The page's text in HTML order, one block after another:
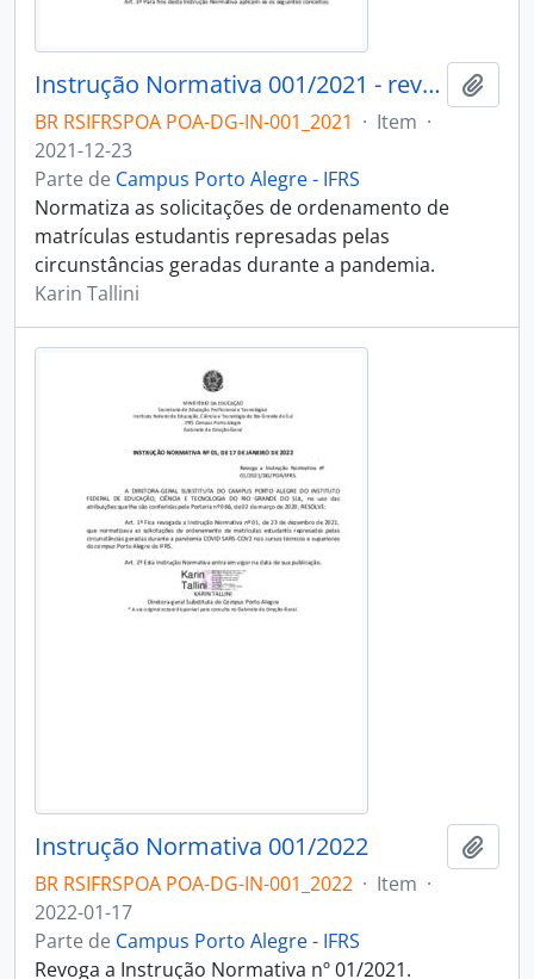
Instrução Normativa 001/2021 - revogado
BR RSIFRSPOA POA-DG-IN-001_2021 · Item ·
2021-12-23
Parte de Campus Porto Alegre - IFRS
Normatiza as solicitações de ordenamento de
matrículas estudantis represadas pelas
circunstâncias geradas durante a pandemia.
Karin Tallini
Instrução Normativa 001/2022
BR RSIFRSPOA POA-DG-IN-001_2022 · Item ·
2022-01-17
Parte de Campus Porto Alegre - IFRS
Revoga a Instrução Normativa nº 01/2021.